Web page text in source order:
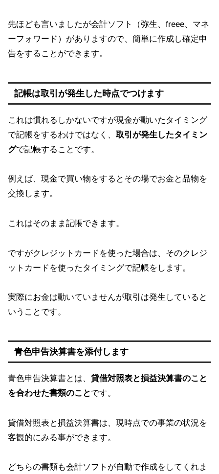
先ほども言いましたが会計ソフト（弥生、freee、マネ
ーフォワード）がありますので、簡単に作成し確定申
告をすることができます。
記帳は取引が発生した時点でつけます
これは慣れるしかないですが現金が動いたタイミング
で記帳をするわけではなく、 取引が発生したタイミン
グで記帳することです。
例えば、現金で買い物をするとその場でお金と品物を
交換します。
これはそのまま記帳できます。
ですがクレジットカードを使った場合は、そのクレジ
ットカードを使ったタイミングで記帳をします。
実際にお金は動いていませんが取引は発生していると
いうことです。
青色申告決算書を添付します
青色申告決算書とは、 貸借対照表と損益決算書のこと
を合わせた書類のことです。
貸借対照表と損益決算書は、現時点での事業の状況を
客観的にみる事ができます。
どちらの書類も会計ソフトが自動で作成をしてくれま